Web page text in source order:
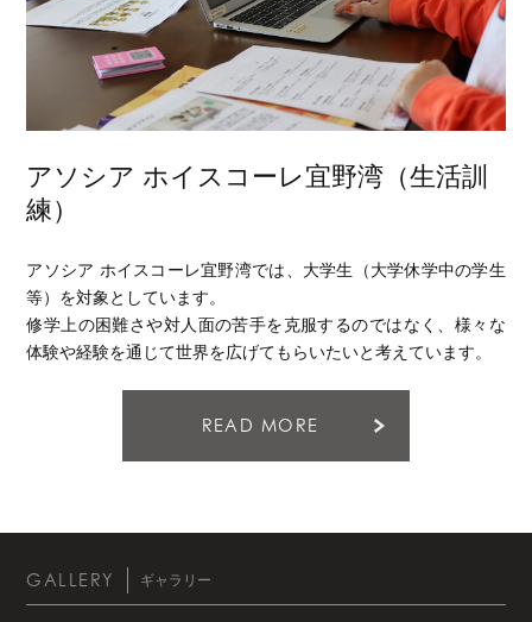
アソシア ホイスコーレ宜野湾（生活訓
練）
アソシア ホイスコーレ宜野湾では、大学生（大学休学中の学生
等）を対象としています。
修学上の困難さや対人面の苦手を克服するのではなく、様々な
体験や経験を通じて世界を広げてもらいたいと考えています。
READ MORE
GALLERY ギャラリー